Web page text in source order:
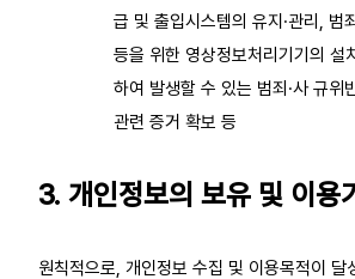
급 및 출입시스템의 유지·관리, 범
등을 위한 영상정보처리기기의 설
하여 발생할 수 있는 범죄·사 규위
관련 증거 확보 등
3. 개인정보의 보유 및 이용
원칙적으로, 개인정보 수집 및 이용목적이